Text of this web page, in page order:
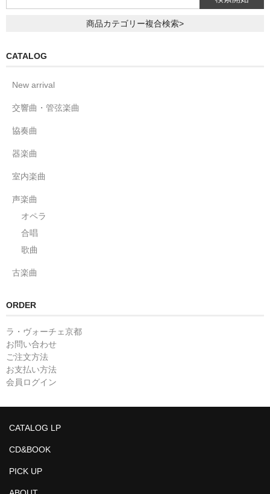
商品カテゴリー複合検索>
CATALOG
New arrival
交響曲・管弦楽曲
協奏曲
器楽曲
室内楽曲
声楽曲
オペラ
合唱
歌曲
古楽曲
ORDER
ラ・ヴォーチェ京都
お問い合わせ
ご注文方法
お支払い方法
会員ログイン
CATALOG LP
CD&BOOK
PICK UP